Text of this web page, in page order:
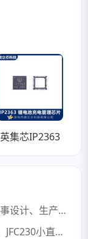
英集芯IP2363
南昌吉弗利科技有限公司是一家专业从事设计、生产、销售各种传感器、变送器的公司，公司和国际著名的仪表生产厂家有密切的技术和产品合作关系，可以为广大用户提供质优价廉的自动化产品。我们拥有科学的管理，雄厚的技术实力，完善的设计生产工艺，齐全的配套设备，熟练的技术工人。产品不断更新，新品不断增加。主要产品有压力变送器/传感器、称重传感器、扭矩传感器，液位变送器，温度传感器/变送器，密度计，粘度计。
JFC230小直径液位变送器（耐油）